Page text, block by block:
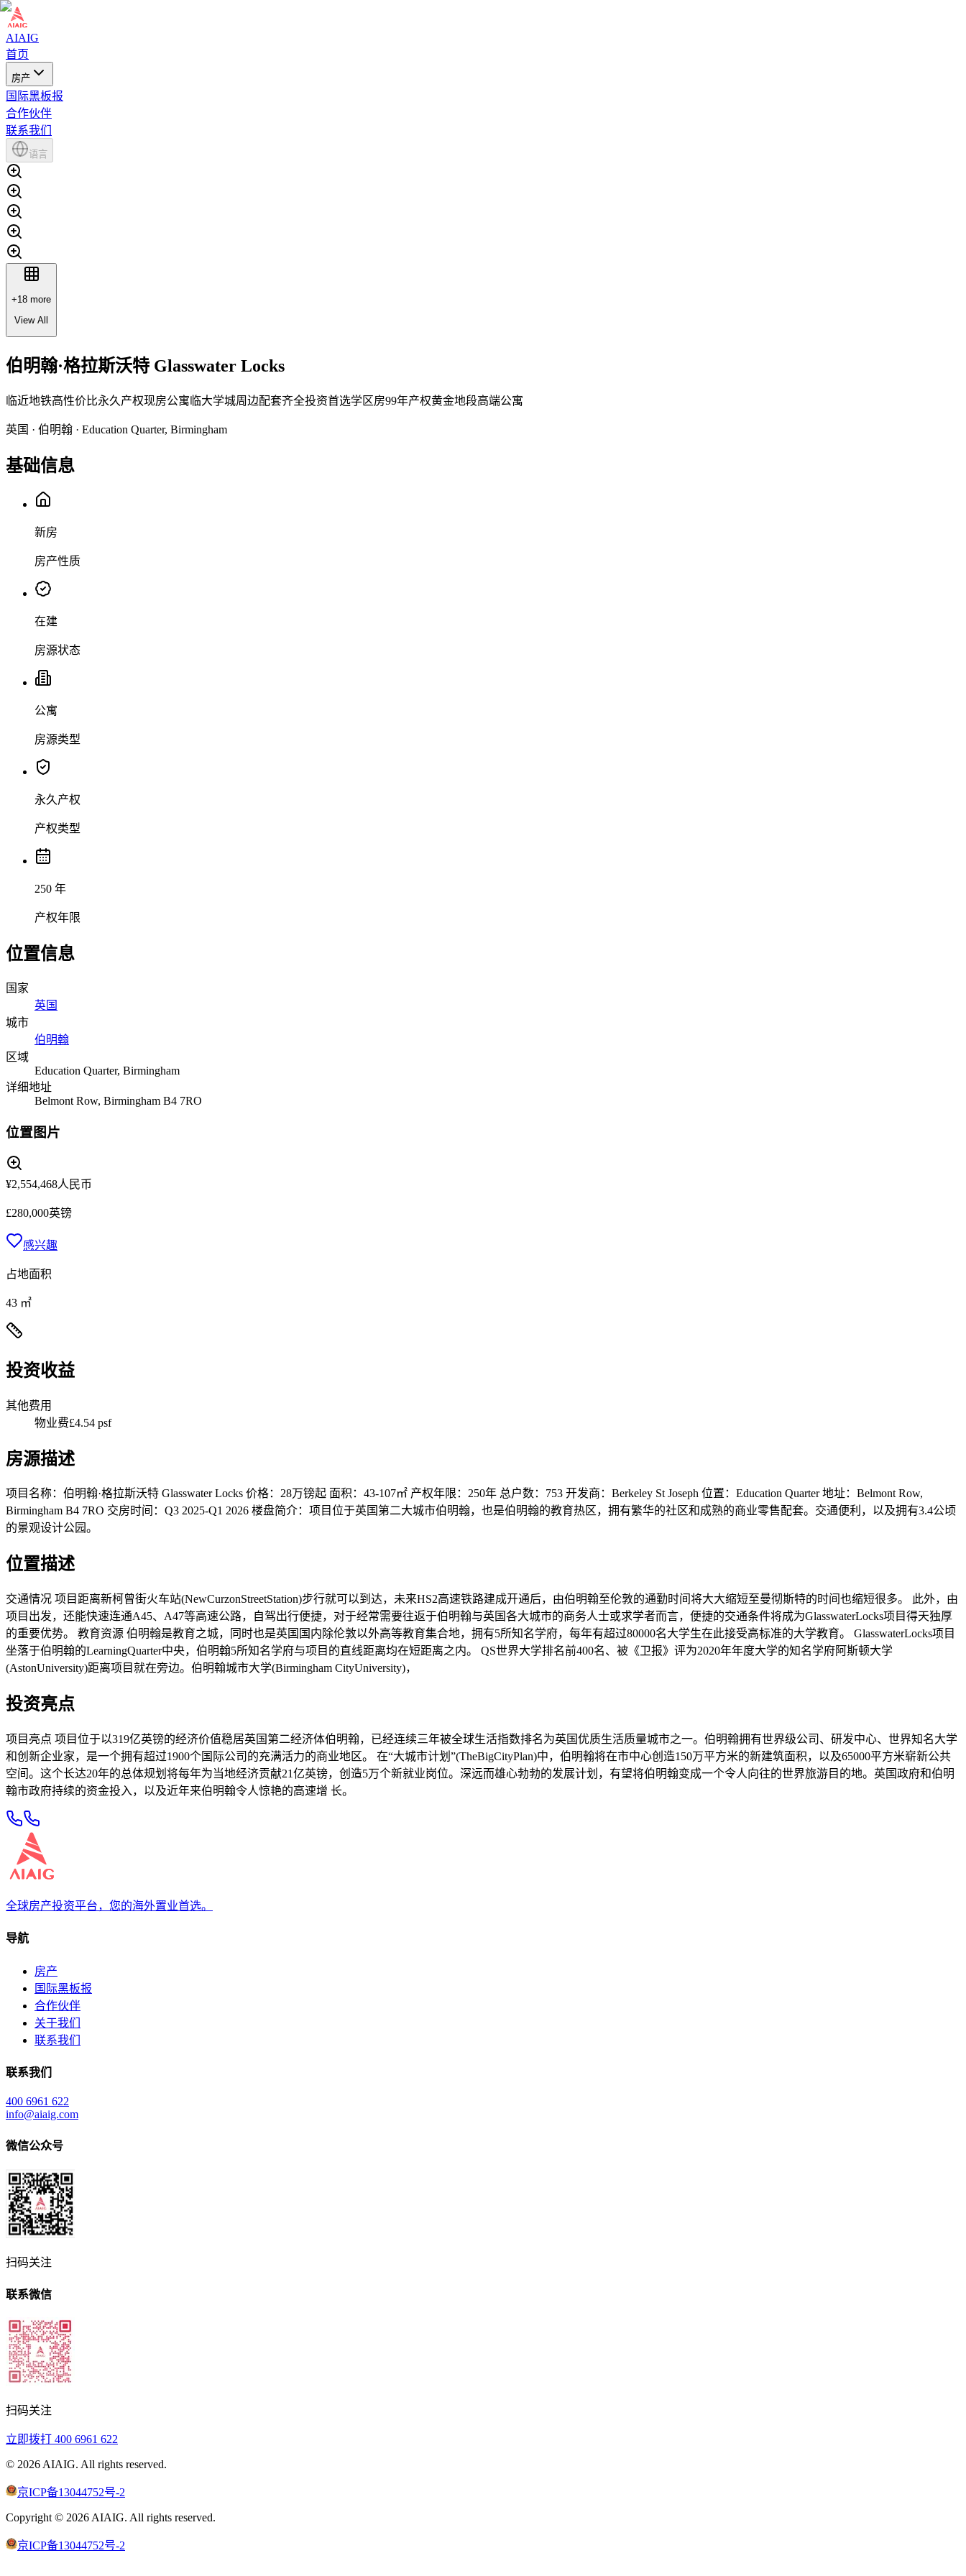
AIAIG
首页
房产
国际黑板报
合作伙伴
联系我们
语言
+18 more
View All
伯明翰·格拉斯沃特 Glasswater Locks
临近地铁高性价比永久产权现房公寓 临大学城周边配套齐全投资首选学区房99年产权黄金地段高端公寓
英国 · 伯明翰 · Education Quarter, Birmingham
基础信息
新房
房产性质
在建
房源状态
公寓
房源类型
永久产权
产权类型
250 年
产权年限
位置信息
国家
英国
城市
伯明翰
区域
Education Quarter, Birmingham
详细地址
Belmont Row, Birmingham B4 7RO
位置图片
¥2,554,468人民币
£280,000英镑
感兴趣
占地面积
43 ㎡
投资收益
其他费用
物业费£4.54 psf
房源描述
项目名称：伯明翰·格拉斯沃特 Glasswater Locks 价格：28万镑起 面积：43-107㎡ 产权年限：250年 总户数：753 开发商：Berkeley St Joseph 位置：Education Quarter 地址：Belmont Row,
Birmingham B4 7RO 交房时间：Q3 2025-Q1 2026 楼盘简介：项目位于英国第二大城市伯明翰，也是伯明翰的教育热区，拥有繁华的社区和成熟的商业零售配套。交通便利，以及拥有3.4公顷
的景观设计公园。
位置描述
交通情况 项目距离新柯曾街火车站(NewCurzonStreetStation)步行就可以到达，未来HS2高速铁路建成开通后，由伯明翰至伦敦的通勤时间将大大缩短至曼彻斯特的时间也缩短很多。 此外，由
项目出发，还能快速连通A45、A47等高速公路，自驾出行便捷，对于经常需要往返于伯明翰与英国各大城市的商务人士或求学者而言，便捷的交通条件将成为GlasswaterLocks项目得天独厚
的重要优势。 教育资源 伯明翰是教育之城，同时也是英国国内除伦敦以外高等教育集合地，拥有5所知名学府，每年有超过80000名大学生在此接受高标准的大学教育。 GlasswaterLocks项目
坐落于伯明翰的LearningQuarter中央，伯明翰5所知名学府与项目的直线距离均在短距离之内。 QS世界大学排名前400名、被《卫报》评为2020年年度大学的知名学府阿斯顿大学
(AstonUniversity)距离项目就在旁边。伯明翰城市大学(Birmingham CityUniversity)，
投资亮点
项目亮点 项目位于以319亿英镑的经济价值稳居英国第二经济体伯明翰，已经连续三年被全球生活指数排名为英国优质生活质量城市之一。伯明翰拥有世界级公司、研发中心、世界知名大学
和创新企业家，是一个拥有超过1900个国际公司的充满活力的商业地区。 在“大城市计划”(TheBigCityPlan)中，伯明翰将在市中心创造150万平方米的新建筑面积，以及65000平方米崭新公共
空间。这个长达20年的总体规划将每年为当地经济贡献21亿英镑，创造5万个新就业岗位。深远而雄心勃勃的发展计划，有望将伯明翰变成一个令人向往的世界旅游目的地。英国政府和伯明
翰市政府持续的资金投入，以及近年来伯明翰令人惊艳的高速增 长。
全球房产投资平台，您的海外置业首选。
导航
房产
国际黑板报
合作伙伴
关于我们
联系我们
联系我们
400 6961 622
info@aiaig.com
微信公众号
扫码关注
联系微信
扫码关注
立即拨打 400 6961 622
© 2026 AIAIG. All rights reserved.
京ICP备13044752号-2
Copyright © 2026 AIAIG. All rights reserved.
京ICP备13044752号-2